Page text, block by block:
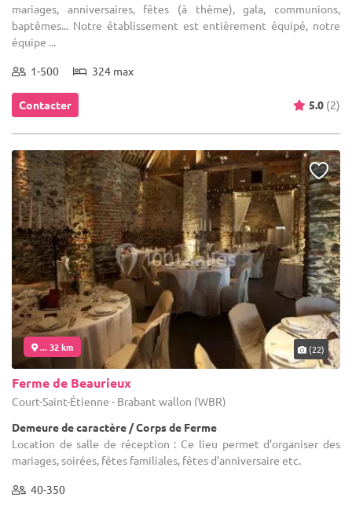
mariages, anniversaires, fêtes (à thème), gala, communions,
baptêmes... Notre établissement est entièrement équipé, notre
équipe ...
1-500 324 max
Contacter 5.0 (2)
... 32 km (22)
Ferme de Beaurieux
Court-Saint-Étienne - Brabant wallon (WBR)
Demeure de caractère / Corps de Ferme
Location de salle de réception : Ce lieu permet d’organiser des
mariages, soirées, fêtes familiales, fêtes d’anniversaire etc.
40-350